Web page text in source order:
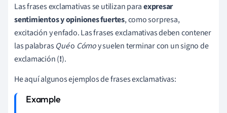
Las frases exclamativas se utilizan paraexpresar
sentimientos y opiniones fuertes, como sorpresa,
excitación y enfado. Las frases exclamativas deben contener
las palabrasQuéo Cómoy suelen terminar con un signo de
exclamación (!).
He aquí algunos ejemplos de frases exclamativas: